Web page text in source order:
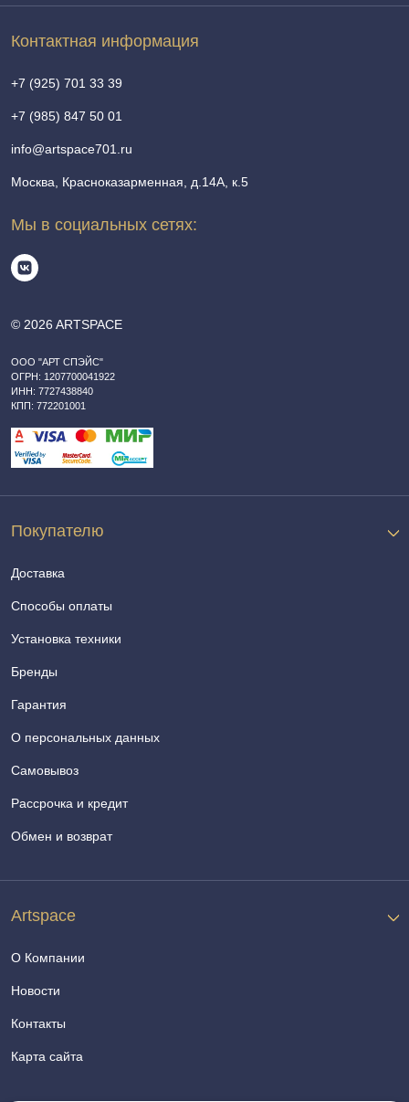
© 2026 ARTSPACE
ООО "АРТ СПЭЙС"
ОГРН: 1207700041922
ИНН: 7727438840
КПП: 772201001
Покупателю
Доставка
Способы оплаты
Установка техники
Бренды
Гарантия
О персональных данных
Самовывоз
Рассрочка и кредит
Обмен и возврат
Artspace
О Компании
Новости
Контакты
Карта сайта
Контактная информация
+7 (925) 701 33 39
+7 (985) 847 50 01
info@artspace701.ru
Москва, Красноказарменная, д.14А, к.5
Мы в социальных сетях: